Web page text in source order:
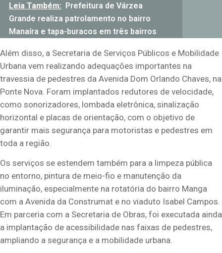
Leia Também: Prefeitura de Várzea
Grande realiza patrolamento no bairro
Manaíra e tapa-buracos em três bairros
Além disso, a Secretaria de Serviços Públicos e Mobilidade
Urbana vem realizando adequações importantes na
travessia de pedestres da Avenida Dom Orlando Chaves, na
Ponte Nova. Foram implantados redutores de velocidade,
como sonorizadores, lombada eletrônica, sinalização
horizontal e placas de orientação, com o objetivo de
garantir mais segurança para motoristas e pedestres em
toda a região.
Os serviços se estendem também para a limpeza pública
no entorno, pintura de meio-fio e manutenção da
iluminação, especialmente na rotatória do bairro Manga
com a Avenida da Construmat e no viaduto Isabel Campos.
Em parceria com a Secretaria de Obras, foi executada ainda
a implantação de acessibilidade nas faixas de pedestres,
ampliando a segurança e a mobilidade urbana.